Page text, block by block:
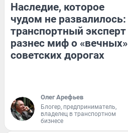
Наследие, которое
чудом не развалилось:
транспортный эксперт
разнес миф о «вечных»
советских дорогах
Олег Арефьев
Блогер, предприниматель,
владелец в транспортном
бизнесе